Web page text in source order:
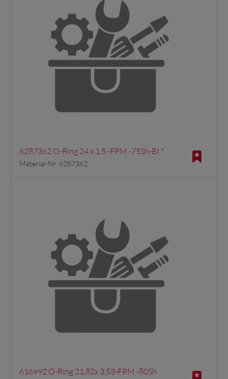
6287362 O-Ring 24 x 1,5 -FPM -75Sh-BI *
Material-Nr. 6287362
616992 O-Ring 21,82x 3,53-FPM -80Sh